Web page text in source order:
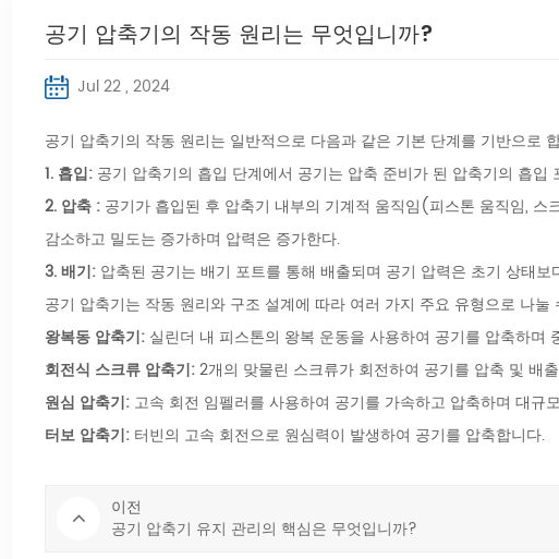
공기 압축기의 작동 원리는 무엇입니까?
Jul 22 , 2024
공기 압축기의 작동 원리는 일반적으로 다음과 같은 기본 단계를 기반으로
1. 흡입: 공기 압축기의 흡입 단계에서 공기는 압축 준비가 된 압축기의 흡입
2. 압축 : 공기가 흡입된 후 압축기 내부의 기계적 움직임(피스톤 움직임,
감소하고 밀도는 증가하며 압력은 증가한다.
3.배기: 압축된 공기는 배기 포트를 통해 배출되며 공기 압력은 초기 상태보
공기 압축기는 작동 원리와 구조 설계에 따라 여러 가지 주요 유형으로 나눌
왕복동 압축기: 실린더 내 피스톤의 왕복 운동을 사용하여 공기를 압축하며
회전식 스크류 압축기:2개의 맞물린 스크류가 회전하여 공기를 압축 및 배
원심 압축기: 고속 회전 임펠러를 사용하여 공기를 가속하고 압축하며 대규
터보 압축기: 터빈의 고속 회전으로 원심력이 발생하여 공기를 압축합니다.
이전
공기 압축기 유지 관리의 핵심은 무엇입니까?